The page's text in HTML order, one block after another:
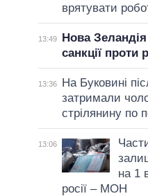
врятувати
13:49
Нова
санкції проти
13:36
На Буковині
затримали
стрілянину по
13:06
на 1
росії – МОН